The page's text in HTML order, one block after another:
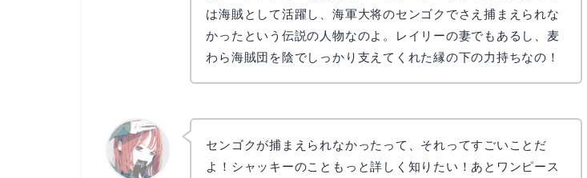
は海賊として活躍し、海軍大将のセンゴクでさえ捕まえられな
かったという伝説の人物なのよ。レイリーの妻でもあるし、麦
わら海賊団を陰でしっかり支えてくれた縁の下の力持ちなの！
センゴクが捕まえられなかったって、それってすごいことだ
よ！シャッキーのこともっと詳しく知りたい！あとワンピース